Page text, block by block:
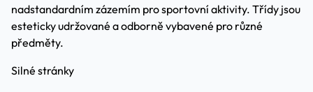
nadstandardním zázemím pro sportovní aktivity. Třídy jsou
esteticky udržované a odborně vybavené pro různé
předměty.
Silné stránky